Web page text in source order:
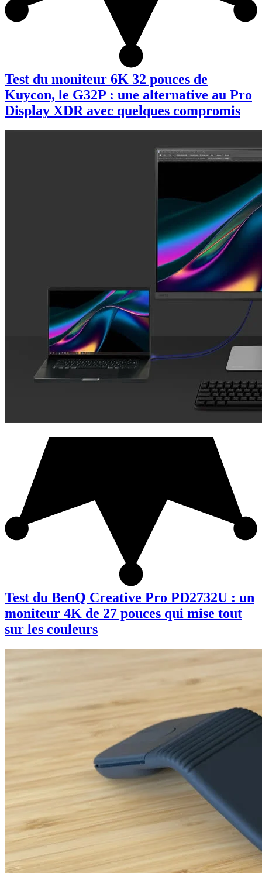
Test du moniteur 6K 32 pouces de
Kuycon, le G32P : une alternative au Pro
Display XDR avec quelques compromis
Test du BenQ Creative Pro PD2732U : un
moniteur 4K de 27 pouces qui mise tout
sur les couleurs